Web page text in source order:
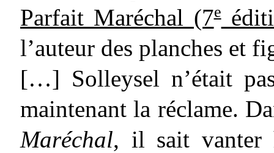
Parfait Maréchal (7e
l’auteur des planches et
[…] Solleysel n’était
maintenant la réclame.
Maréchal, il sait vanter